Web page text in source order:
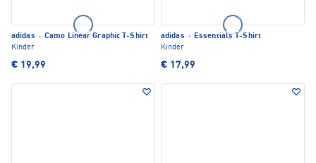
adidas · Camo Linear Graphic T-Shirt
Kinder
€ 19,99
adidas · Essentials T-Shirt
Kinder
€ 17,99